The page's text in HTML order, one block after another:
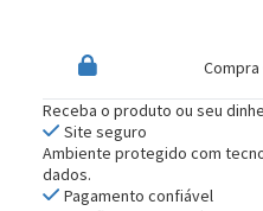
Receba o produto ou seu
Site seguro
Ambiente protegido com
dados.
Pagamento confiável